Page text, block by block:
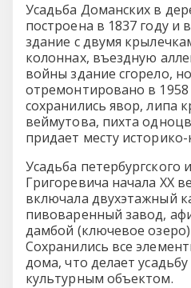
Усадьба Доманских в
построена в 1837 году и
здание с двумя
колоннах, въездную
войны здание сгорело,
отремонтировано в 1958
сохранились явор, липа
веймутова, пихта
придает месту
Усадьба петербургского
Григоревича начала XX
включала двухэтажный
пивоваренный завод,
дамбой (ключевое
Сохранились все
дома, что делает
культурным объектом.